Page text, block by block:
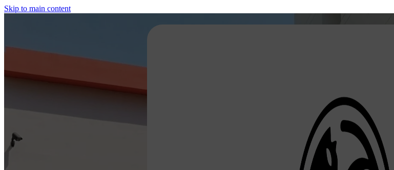
Skip to main content